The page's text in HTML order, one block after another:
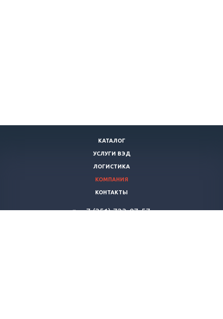
КАТАЛОГ
УСЛУГИ ВЭД
ЛОГИСТИКА
КОМПАНИЯ
КОНТАКТЫ
+7 (351) 723-07-57